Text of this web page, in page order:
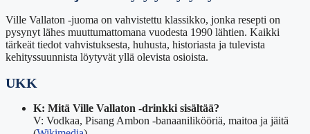
Ville Vallaton -juoma on vahvistettu klassikko, jonka resepti on
pysynyt lähes muuttumattomana vuodesta 1990 lähtien. Kaikki
tärkeät tiedot vahvistuksesta, huhusta, historiasta ja tulevista
kehityssuunnista löytyvät yllä olevista osioista.
UKK
K: Mitä Ville Vallaton -drinkki sisältää?
V: Vodkaa, Pisang Ambon -banaanilikööriä, maitoa ja jäitä